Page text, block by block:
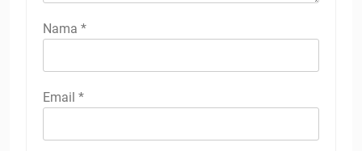
Nama *
Email *